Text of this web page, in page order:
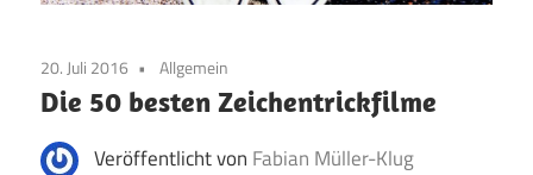
20. Juli 2016 Allgemein
Die 50 besten Zeichentrickfilme
Veröffentlicht von Fabian Müller-Klug